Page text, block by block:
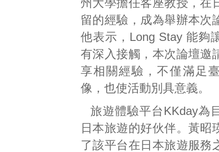
州大學擔任客座教授，在
留的經驗，成為舉辦本次
他表示，Long Stay 能夠
有深入接觸，本次論壇邀
享相關經驗，不僅滿足
像，也使活動別具意義。
旅遊體驗平台KKday為
日本旅遊的好伙伴。黃昭
了該平台在日本旅遊服務